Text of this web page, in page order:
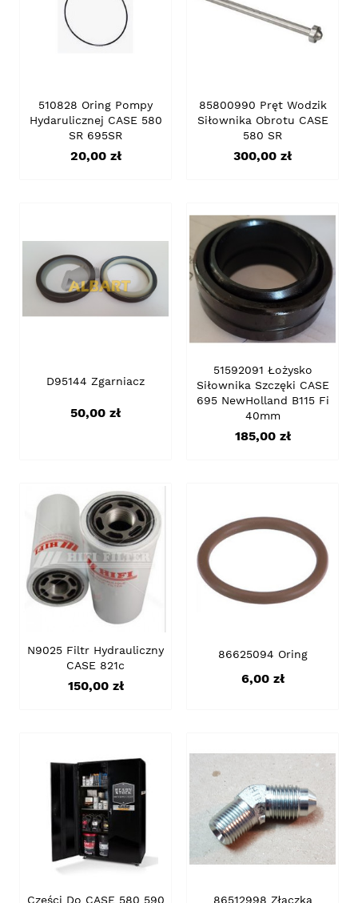
510828 Oring Pompy
Hydarulicznej CASE 580
SR 695SR
Cena
20,00 zł
85800990 Pręt Wodzik
Siłownika Obrotu CASE
580 SR
Cena
300,00 zł
D95144 Zgarniacz
Cena
50,00 zł
51592091 Łożysko
Siłownika Szczęki CASE
695 NewHolland B115 Fi
40mm
Cena
185,00 zł
N9025 Filtr Hydrauliczny
CASE 821c
Cena
150,00 zł
86625094 Oring
Cena
6,00 zł
Części Do CASE 580 590
86512998 Złączka